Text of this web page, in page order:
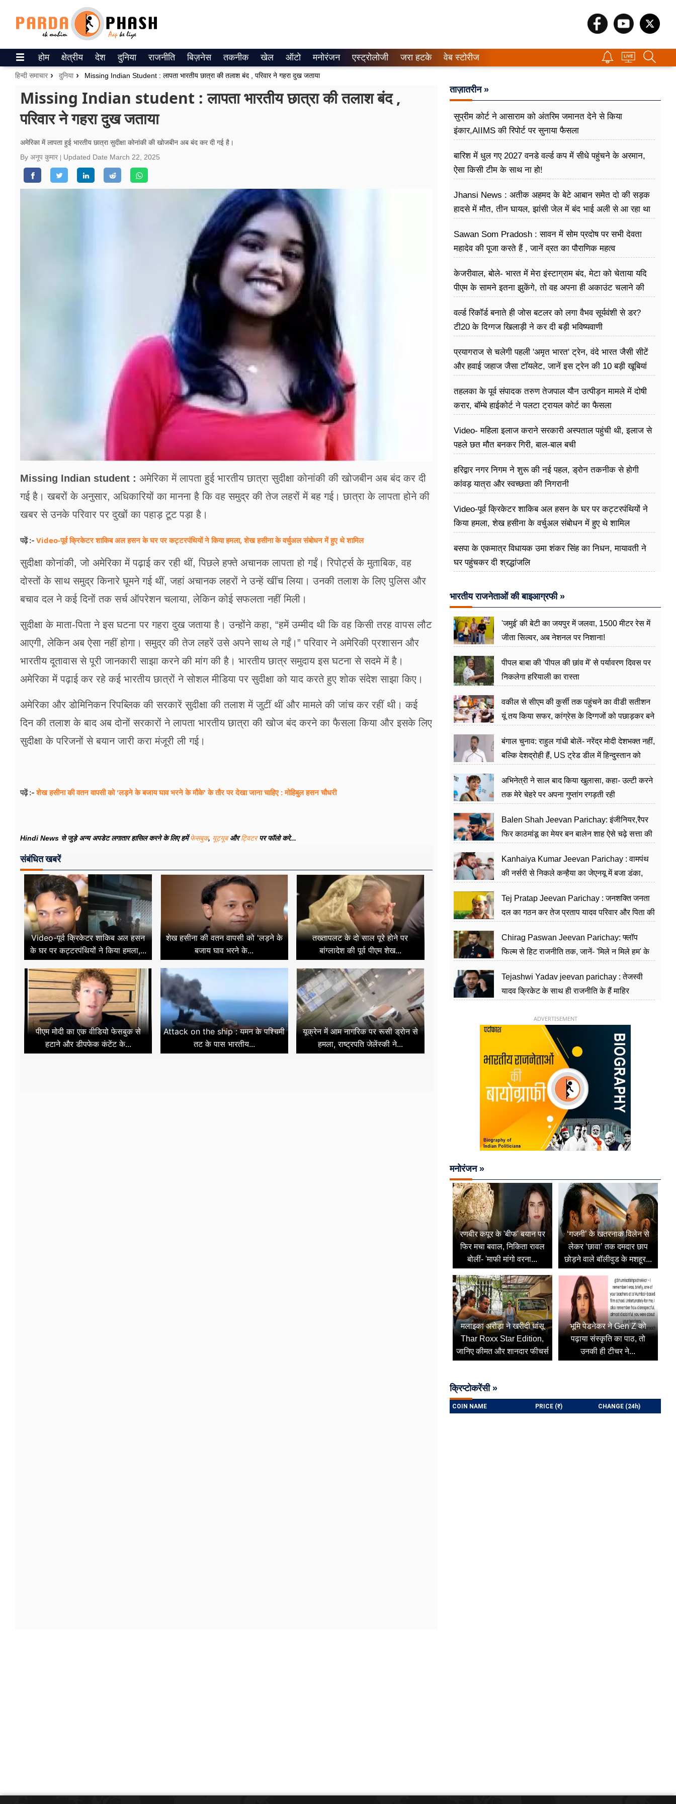
ePaper
वेब स्टोरीज
उत्तर प्रदेश
गैलरी
वीडियो
रिलेशनशिप
होम क्षेत्रीय देश दुनिया राजनीति बिज़नेस तकनीक खेल ऑटो मनोरंजन एस्ट्रोलोजी जरा हटके वेब स्टोरीज
हिन्दी समाचार दुनिया Missing Indian Student : लापता भारतीय छात्रा की तलाश बंद , परिवार ने गहरा दुख जताया
Missing Indian student : लापता भारतीय छात्रा की तलाश बंद ,
परिवार ने गहरा दुख जताया
अमेरिका में लापता हुई भारतीय छात्रा सुदीक्षा कोनांकी की खोजबीन अब बंद कर दी गई है।
By अनूप कुमार
Updated Date March 22, 2025
Missing Indian student : अमेरिका में लापता हुई भारतीय छात्रा सुदीक्षा कोनांकी की खोजबीन अब बंद कर दी
गई है। खबरों के अनुसार, अधिकारियों का मानना है कि वह समुद्र की तेज लहरों में बह गई। छात्रा के लापता होने की
खबर से उनके परिवार पर दुखों का पहाड़ टूट पड़ा है।
पढ़ें :- Video-पूर्व क्रिकेटर शाकिब अल हसन के घर पर कट्टरपंथियों ने किया हमला, शेख हसीना के वर्चुअल संबोधन में हुए थे शामिल
सुदीक्षा कोनांकी, जो अमेरिका में पढ़ाई कर रही थीं, पिछले हफ्ते अचानक लापता हो गईं। रिपोर्ट्स के मुताबिक, वह
दोस्तों के साथ समुद्र किनारे घूमने गई थीं, जहां अचानक लहरों ने उन्हें खींच लिया। उनकी तलाश के लिए पुलिस और
बचाव दल ने कई दिनों तक सर्च ऑपरेशन चलाया, लेकिन कोई सफलता नहीं मिली।
सुदीक्षा के माता-पिता ने इस घटना पर गहरा दुख जताया है। उन्होंने कहा, “हमें उम्मीद थी कि वह किसी तरह वापस लौट
आएगी, लेकिन अब ऐसा नहीं होगा। समुद्र की तेज लहरें उसे अपने साथ ले गईं।” परिवार ने अमेरिकी प्रशासन और
भारतीय दूतावास से पूरी जानकारी साझा करने की मांग की है। भारतीय छात्र समुदाय इस घटना से सदमे में है।
अमेरिका में पढ़ाई कर रहे कई भारतीय छात्रों ने सोशल मीडिया पर सुदीक्षा को याद करते हुए शोक संदेश साझा किए।
अमेरिका और डोमिनिकन रिपब्लिक की सरकारें सुदीक्षा की तलाश में जुटीं थीं और मामले की जांच कर रहीं थी। कई
दिन की तलाश के बाद अब दोनों सरकारों ने लापता भारतीय छात्रा की खोज बंद करने का फैसला किया और इसके लिए
सुदीक्षा के परिजनों से बयान जारी करा मंजूरी ली गई।
पढ़ें :-शेख हसीना की वतन वापसी को 'लड़ने के बजाय घाव भरने के मौके' के तौर पर देखा जाना चाहिए : मोहिबुल हसन चौधरी
Hindi News से जुड़े अन्य अपडेट लगातार हासिल करने के लिए हमेंफेसबुक, यूट्यूबऔरट्विटरपर फॉलो करे...
संबंधित खबरें
Video-पूर्व क्रिकेटर शाकिब अल हसन
के घर पर कट्टरपंथियों ने किया हमला,...
शेख हसीना की वतन वापसी को 'लड़ने के
बजाय घाव भरने के...
तख्तापलट के दो साल पूरे होने पर
बांग्लादेश की पूर्व पीएम शेख...
पीएम मोदी का एक वीडियो फेसबुक से
हटाने और डीपफेक कंटेंट के...
Attack on the ship : यमन के पश्चिमी
तट के पास भारतीय...
यूक्रेन में आम नागरिक पर रूसी ड्रोन से
हमला, राष्ट्रपति जेलेंस्की ने...
ताज़ातरीन »
सुप्रीम कोर्ट ने आसाराम को अंतरिम जमानत देने से किया
इंकार,AIIMS की रिपोर्ट पर सुनाया फैसला
बारिश में धुल गए 2027 वनडे वर्ल्ड कप में सीधे पहुंचने के अरमान,
ऐसा किसी टीम के साथ ना हो!
Jhansi News : अतीक अहमद के बेटे आबान समेत दो की सड़क
हादसे में मौत, तीन घायल, झांसी जेल में बंद भाई अली से आ रहा था
Sawan Som Pradosh : सावन में सोम प्रदोष पर सभी देवता
महादेव की पूजा करते हैं , जानें व्रत का पौराणिक महत्व
केजरीवाल, बोले- भारत में मेरा इंस्टाग्राम बंद, मेटा को चेताया यदि
पीएम के सामने इतना झुकेंगे, तो वह अपना ही अकाउंट चलाने की
वर्ल्ड रिकॉर्ड बनाते ही जोस बटलर को लगा वैभव सूर्यवंशी से डर?
टी20 के दिग्गज खिलाड़ी ने कर दी बड़ी भविष्यवाणी
प्रयागराज से चलेगी पहली 'अमृत भारत' ट्रेन, वंदे भारत जैसी सीटें
और हवाई जहाज जैसा टॉयलेट, जानें इस ट्रेन की 10 बड़ी खूबियां
तहलका के पूर्व संपादक तरुण तेजपाल यौन उत्पीड़न मामले में दोषी
करार, बॉम्बे हाईकोर्ट ने पलटा ट्रायल कोर्ट का फैसला
Video- महिला इलाज कराने सरकारी अस्पताल पहुंची थी, इलाज से
पहले छत मौत बनकर गिरी, ​बाल-बाल बची
हरिद्वार नगर निगम ने शुरू की नई पहल, ड्रोन तकनीक से होगी
कांवड़ यात्रा और स्वच्छता की निगरानी
Video-पूर्व क्रिकेटर शाकिब अल हसन के घर पर कट्टरपंथियों ने
किया हमला, शेख हसीना के वर्चुअल संबोधन में हुए थे शामिल
बसपा के एकमात्र विधायक उमा शंकर सिंह का निधन, मायावती ने
घर पहुंचकर दी श्रद्धांजलि
भारतीय राजनेताओं की बाइआग्रफी »
'जमुई' की बेटी का जयपुर में जलवा, 1500 मीटर रेस में
जीता सिल्वर, अब नेशनल पर निशाना!
पीपल बाबा की 'पीपल की छांव में' से पर्यावरण दिवस पर
निकलेगा हरियाली का रास्ता
वकील से सीएम की कुर्सी तक पहुंचने का वीडी सतीशन
यूं तय किया सफर, कांग्रेस के दिग्गजों को पछाड़कर बने
बंगाल चुनाव: राहुल गांधी बोलें- नरेंद्र मोदी देशभक्त नहीं,
बल्कि देशद्रोही हैं, US ट्रेड डील में हिन्दुस्तान को
अभिनेत्री ने साल बाद किया खुलासा, कहा- उल्टी करने
तक मेरे चेहरे पर अपना गुप्तांग रगड़ती रही
Balen Shah Jeevan Parichay: इंजीनियर,रैपर
फिर काठमांडू का मेयर बन बालेन शाह ऐसे चढ़े सत्ता की
Kanhaiya Kumar Jeevan Parichay : वामपंथ
की नर्सरी से निकले कन्हैया का जेएनयू में बजा डंका,
Tej Pratap Jeevan Parichay : जनशक्ति जनता
दल का गठन कर तेज प्रताप यादव परिवार और पिता की
Chirag Paswan Jeevan Parichay: फ्लॉप
फिल्म से हिट राजनीति तक, जानें- 'मिले न मिले हम' के
Tejashwi Yadav jeevan parichay : तेजस्वी
यादव क्रिकेट के साथ ही राजनीति के हैं माहिर
ADVERTISEMENT
मनोरंजन »
रणबीर कपूर के 'बीफ' बयान पर
फिर मचा बवाल, निकिता रावल
बोलीं- 'माफी मांगो वरना...
‘गजनी’ के खतरनाक विलेन से
लेकर ‘छावा’ तक दमदार छाप
छोड़ने वाले बॉलीवुड के मशहूर...
मलाइका अरोड़ा ने खरीदी धांसू
Thar Roxx Star Edition,
जानिए कीमत और शानदार फीचर्स
भूमि पेडनेकर ने Gen Z को
पढ़ाया संस्कृति का पाठ, तो
उनकी ही टीचर ने...
क्रिप्टोकरेंसी »